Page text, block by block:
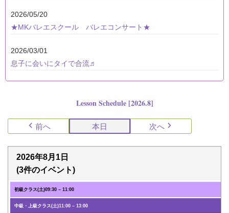
2026/05/20
★MKバレエスクール バレエコンサート★
2026/03/01
息子に会いにタイで合流♬
Lesson Schedule [2026.8]
前へ 本日 次へ
2026年8月1日
(3件のイベント)
初級クラス(土)09:30 – 11:00
中級・上級クラス(土)11:00 – 13:00